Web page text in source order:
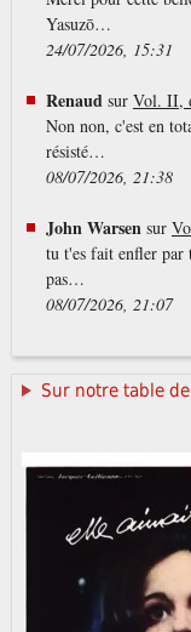
Yasuzō…
24/07/2026, 15:31
Renaudsur Vol. II,
Non non, c'est en
résisté…
08/07/2026, 21:38
John Warsensur
tu t'es fait enfler par
pas…
08/07/2026, 21:07
Sur notre table